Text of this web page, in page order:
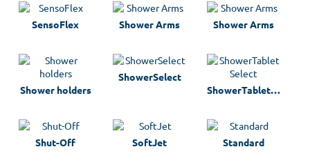
SensoFlex Shower Arms Shower Arms
Shower holders
ShowerSelect
ShowerTablet Select
Shut-Off SoftJet Standard